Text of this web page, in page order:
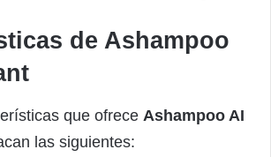
de Ashampoo
que ofrece Ashampoo AI
las siguientes: